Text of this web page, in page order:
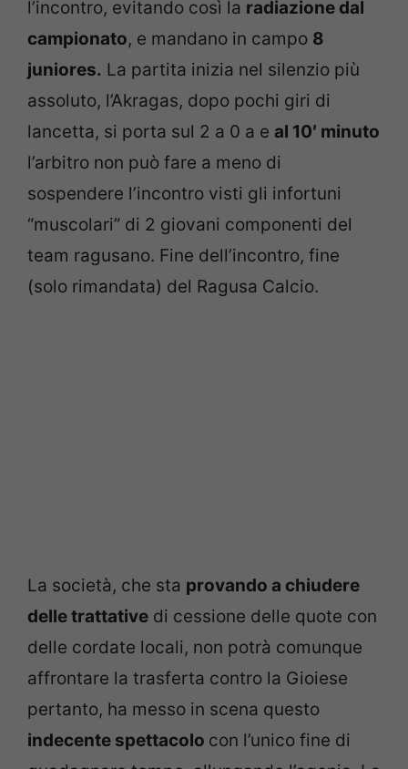
l’incontro, evitando così la radiazione dal
campionato, e mandano in campo 8
juniores. La partita inizia nel silenzio più
assoluto, l’Akragas, dopo pochi giri di
lancetta, si porta sul 2 a 0 a e al 10′ minuto
l’arbitro non può fare a meno di
sospendere l’incontro visti gli infortuni
“muscolari” di 2 giovani componenti del
team ragusano. Fine dell’incontro, fine
(solo rimandata) del Ragusa Calcio.
La società, che sta provando a chiudere
delle trattative di cessione delle quote con
delle cordate locali, non potrà comunque
affrontare la trasferta contro la Gioiese
pertanto, ha messo in scena questo
indecente spettacolo con l’unico fine di